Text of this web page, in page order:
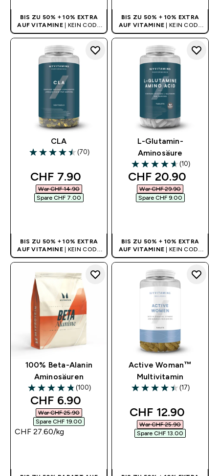
BIS ZU 50% + 10% EXTRA
AUF VITAMINE
| KEIN CODE
BENÖTIGT
BIS ZU 50% + 10% EXTRA
AUF VITAMINE
| KEIN CODE
BENÖTIGT
CLA
4.53 out of 5 stars
(70)
discounted price
CHF 7.90‎
War CHF 14.90‎
Spare CHF 7.00‎
BIS ZU 50% + 10% EXTRA
AUF VITAMINE | KEIN CODE
BENÖTIGT
L-Glutamin-
Aminosäure
4.6 out of 5 stars
(10)
discounted price
CHF 20.90‎
War CHF 29.90‎
Spare CHF 9.00‎
BIS ZU 50% + 10% EXTRA
AUF VITAMINE | KEIN CODE
BENÖTIGT
100% Beta-Alanin
Aminosäuren
4.8 out of 5 stars
(100)
discounted price
CHF 6.90‎
War CHF 25.90‎
Spare CHF 19.00‎
CHF 27.60‎/kg
Active Woman™
Multivitamin
4.41 out of 5 stars
(17)
discounted price
CHF 12.90‎
War CHF 25.90‎
Spare CHF 13.00‎